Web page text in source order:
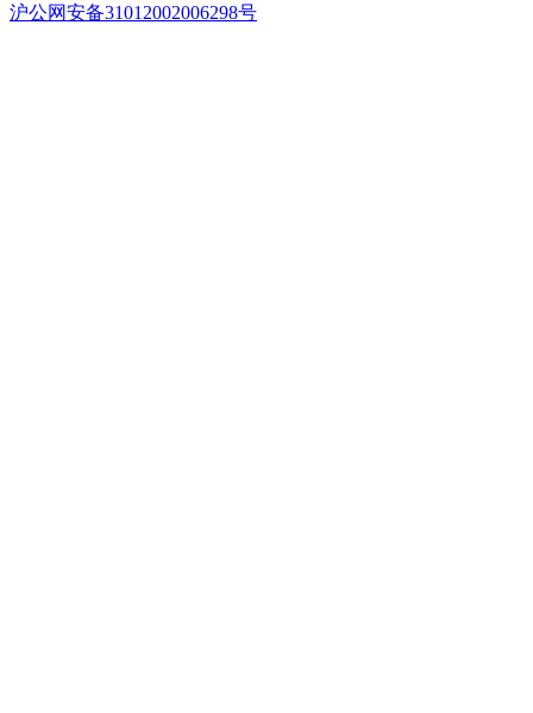
沪公网安备31012002006298号